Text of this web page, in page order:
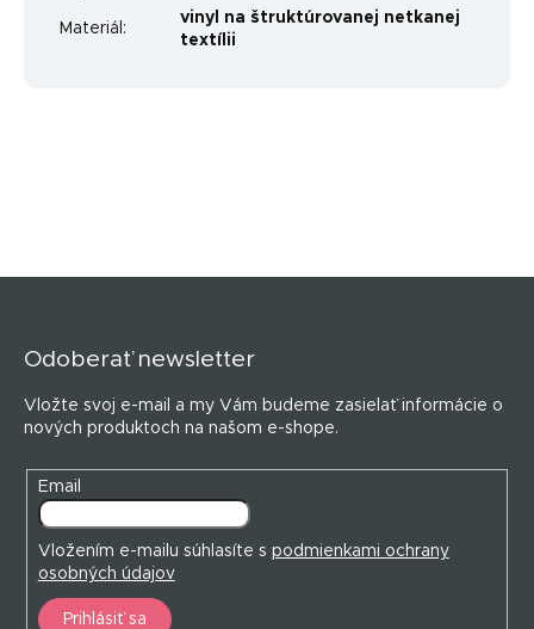
Materiál :
vinyl na štruktúrovanej netkanej
textílii
Odoberať newsletter
Vložte svoj e-mail a my Vám budeme zasielať informácie o
nových produktoch na našom e-shope.
Email
Vložením e-mailu súhlasíte s podmienkami ochrany
osobných údajov
Prihlásiť sa